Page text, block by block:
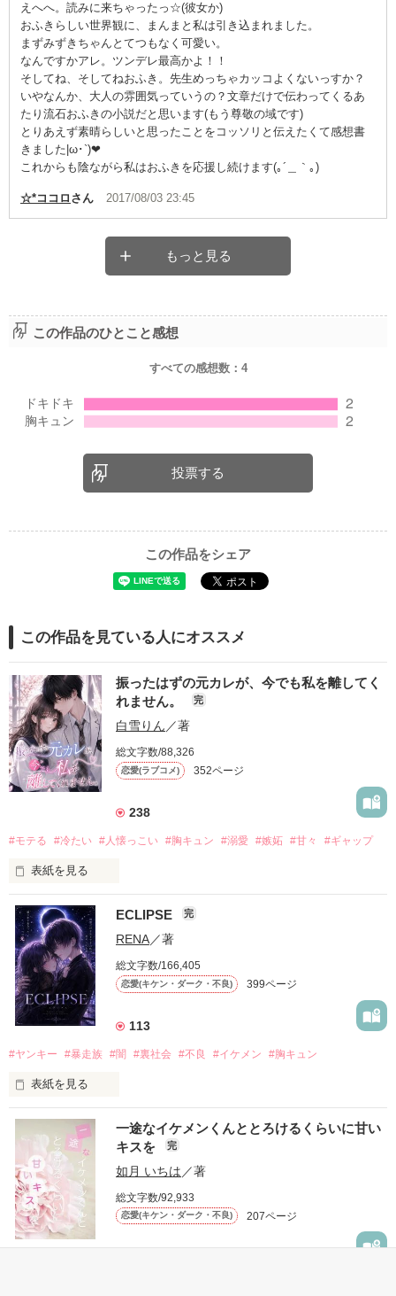
えへへ。読みに来ちゃったっ☆(彼女か)
おふきらしい世界観に、まんまと私は引き込まれました。
まずみずきちゃんとてつもなく可愛い。
なんですかアレ。ツンデレ最高かよ！！
そしてね、そしてねおふき。先生めっちゃカッコよくないっすか？
いやなんか、大人の雰囲気っていうの？文章だけで伝わってくるあ
たり流石おふきの小説だと思います(もう尊敬の域です)
とりあえず素晴らしいと思ったことをコッソリと伝えたくて感想書
きました|ω･`)❤︎
これからも陰ながら私はおふきを応援し続けます(｡´＿｀｡)
☆*ココロ さん 2017/08/03 23:45
もっと見る
この作品のひとこと感想
すべての感想数： 4
投票する
この作品をシェア
この作品を見ている人にオススメ
振ったはずの元カレが、今でも私を離してく
れません。
完
白雪りん ／著
総文字数/88,326
恋愛(ラブコメ) 352ページ
238
#モテる #冷たい #人懐っこい #胸キュン #溺愛 #嫉妬 #甘々 #ギャップ
表紙を見る
「好きだったから、別れを選んだ。」
モテる人を好きになるのが怖かった。
だから私は、中学時代に大好きだった彼を自分から振った。
もう会うことはないと思っていたのに、
高校生になって再会した彼は、隣の学校で”王子様”と呼ばれる
他の女の子には冷たいのに
私にだけ昔と変わらない笑顔を向けてくる。
「澪ちゃん。」
それは止まっていた恋が再び動き始める合図──。
✨.ﾟ･*..☆.｡.:*✨.☆.｡.:. *:ﾟ✨.ﾟ･*..☆.｡.:*✨
ECLIPSE 完
RENA／著
総文字数/166,405
恋愛(キケン・ダーク・不良) 399ページ
113
#ヤンキー #暴走族 #闇 #裏社会 #不良 #イケメン #胸キュン
表紙を見る
表紙画像はAIです
作品を読む
一途なイケメンくんととろけるくらいに甘い
キスを
完
如月 いちは ／著
総文字数/92,933
恋愛(キケン・ダーク・不良) 207ページ